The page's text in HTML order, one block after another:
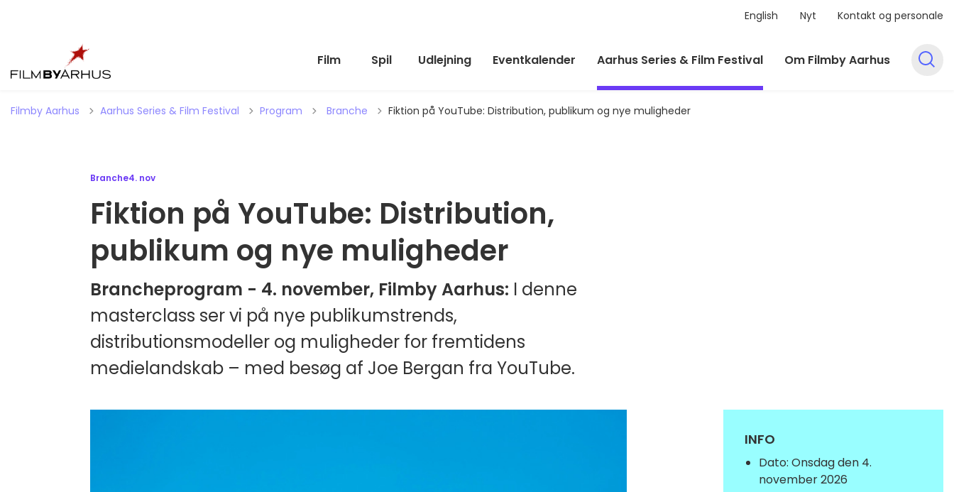
English Nyt Kontakt og personale
Film Spil Udlejning Eventkalender Aarhus Series & Film Festival Om Filmby Aarhus
Filmby Aarhus Aarhus Series & Film Festival Program Tilbage til
Branche Fiktion på YouTube: Distribution, publikum og nye muligheder
Branche4. nov
Fiktion på YouTube: Distribution,
publikum og nye muligheder
Brancheprogram - 4. november, Filmby Aarhus: I denne
masterclass ser vi på nye publikumstrends,
distributionsmodeller og muligheder for fremtidens
medielandskab – med besøg af Joe Bergan fra YouTube.
INFO
Dato: Onsdag den 4.
november 2026